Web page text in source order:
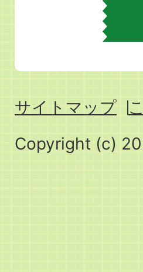
サイトマップ
Copyright (c)